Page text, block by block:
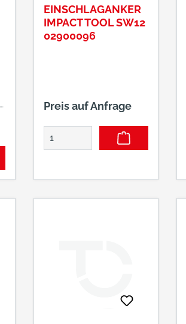
EINSCHLAGANKER
IMPACT TOOL SW12
02900096
Preis auf Anfrage